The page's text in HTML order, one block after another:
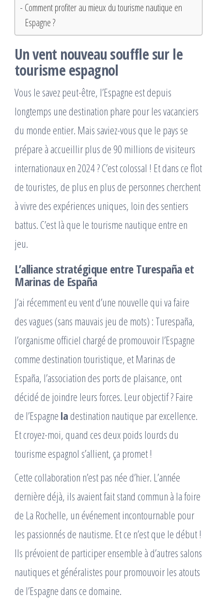
Comment profiter au mieux du tourisme nautique en
Espagne ?
Un vent nouveau souffle sur le
tourisme espagnol
Vous le savez peut-être, l’Espagne est depuis
longtemps une destination phare pour les vacanciers
du monde entier. Mais saviez-vous que le pays se
prépare à accueillir plus de 90 millions de visiteurs
internationaux en 2024 ? C’est colossal ! Et dans ce flot
de touristes, de plus en plus de personnes cherchent
à vivre des expériences uniques, loin des sentiers
battus. C’est là que le tourisme nautique entre en
jeu.
L’alliance stratégique entre Turespaña et
Marinas de España
J’ai récemment eu vent d’une nouvelle qui va faire
des vagues (sans mauvais jeu de mots) : Turespaña,
l’organisme officiel chargé de promouvoir l’Espagne
comme destination touristique, et Marinas de
España, l’association des ports de plaisance, ont
décidé de joindre leurs forces. Leur objectif ? Faire
de l’Espagne la destination nautique par excellence.
Et croyez-moi, quand ces deux poids lourds du
tourisme espagnol s’allient, ça promet !
Cette collaboration n’est pas née d’hier. L’année
dernière déjà, ils avaient fait stand commun à la foire
de La Rochelle, un événement incontournable pour
les passionnés de nautisme. Et ce n’est que le début !
Ils prévoient de participer ensemble à d’autres salons
nautiques et généralistes pour promouvoir les atouts
de l’Espagne dans ce domaine.